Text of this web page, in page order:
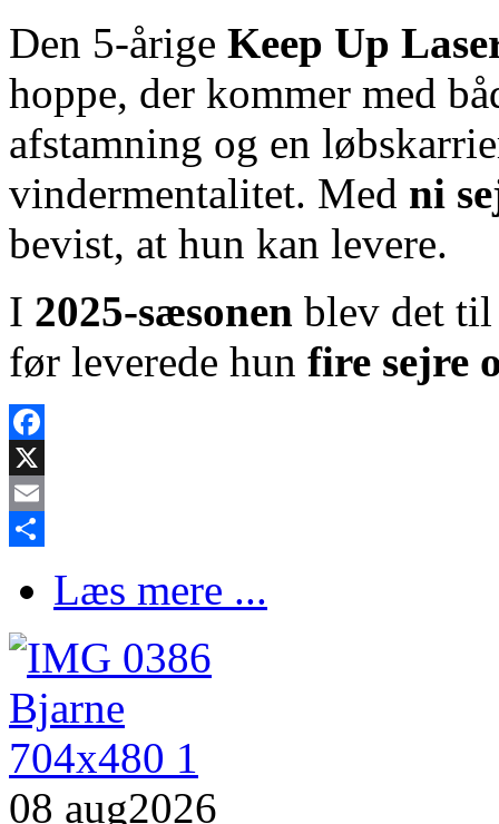
Den 5‑årige Keep Up
hoppe, der kommer med
afstamning og en
vindermentalitet. Med ni
bevist, at hun kan levere.
I 2025-sæsonen blev det
før leverede hun fire sejre
Facebook
X
Email
Læs mere ...
08 aug2026